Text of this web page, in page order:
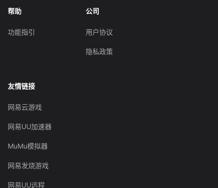
帮助
功能指引
公司
用户协议
隐私政策
友情链接
网易云游戏
网易UU加速器
MuMu模拟器
网易发烧游戏
网易UU远程